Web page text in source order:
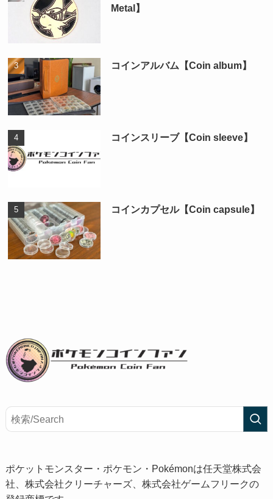
Metal】
コインアルバム【Coin album】
コインスリーブ【Coin sleeve】
コインカプセル【Coin capsule】
ポケットモンスター・ポケモン・Pokémonは任天堂株式会
社、株式会社クリーチャーズ、株式会社ゲームフリークの